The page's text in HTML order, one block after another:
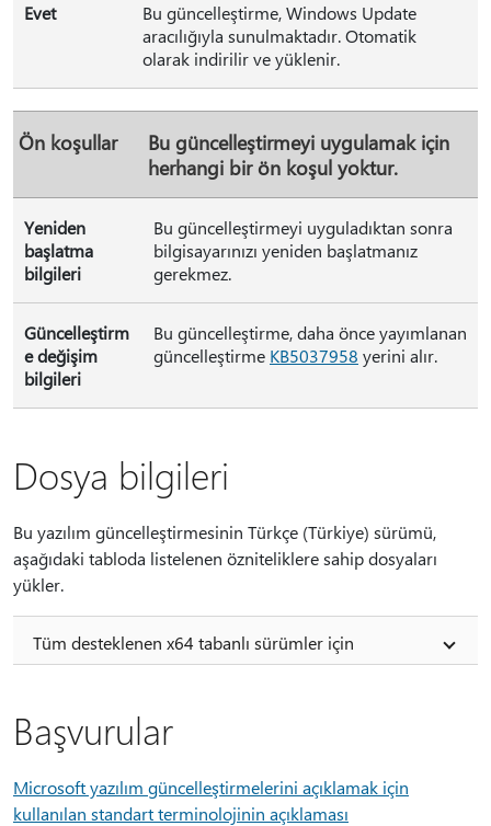
Evet
Bu güncelleştirme, Windows Update
aracılığıyla sunulmaktadır. Otomatik
olarak indirilir ve yüklenir.
Ön koşullar
Bu güncelleştirmeyi uygulamak için
herhangi bir ön koşul yoktur.
Yeniden
başlatma
bilgileri
Bu güncelleştirmeyi uyguladıktan sonra
bilgisayarınızı yeniden başlatmanız
gerekmez.
Güncelleştirm
e değişim
bilgileri
Bu güncelleştirme, daha önce yayımlanan
güncelleştirme KB5037958 yerini alır.
Dosya bilgileri
Bu yazılım güncelleştirmesinin Türkçe (Türkiye) sürümü,
aşağıdaki tabloda listelenen özniteliklere sahip dosyaları
yükler.
Tüm desteklenen x64 tabanlı sürümler için
Başvurular
Microsoft yazılım güncelleştirmelerini açıklamak için
kullanılan standart terminolojinin açıklaması